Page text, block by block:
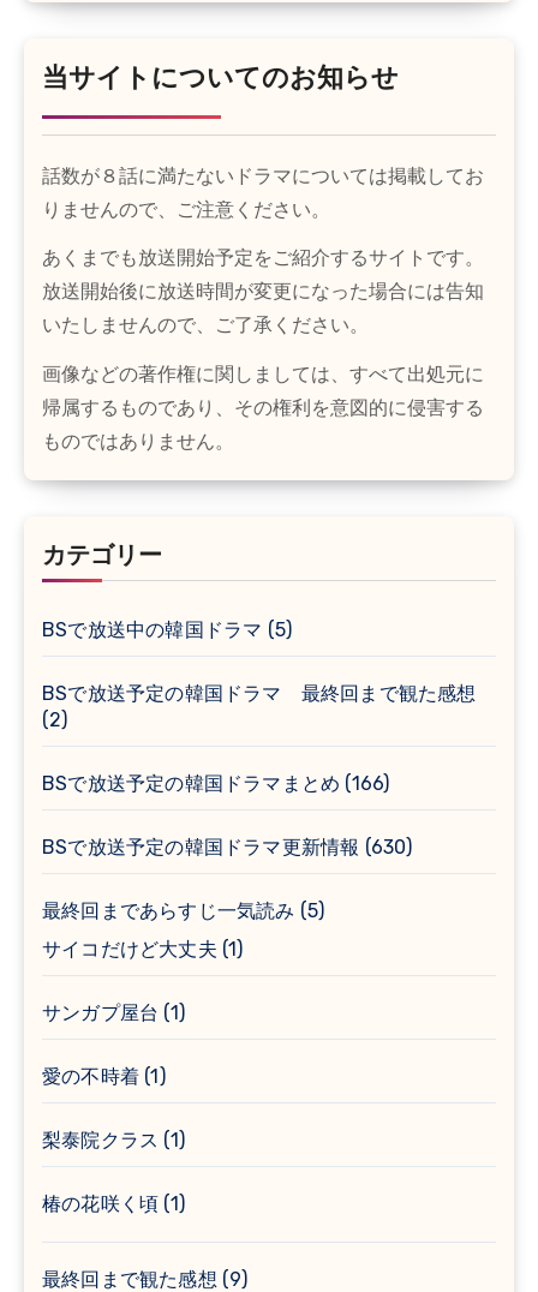
当サイトについてのお知らせ
話数が８話に満たないドラマについては掲載してお
りませんので、ご注意ください。
あくまでも放送開始予定をご紹介するサイトです。
放送開始後に放送時間が変更になった場合には告知
いたしませんので、ご了承ください。
画像などの著作権に関しましては、すべて出処元に
帰属するものであり、その権利を意図的に侵害する
ものではありません。
カテゴリー
BSで放送中の韓国ドラマ (5)
BSで放送予定の韓国ドラマ 最終回まで観た感想
(2)
BSで放送予定の韓国ドラマまとめ (166)
BSで放送予定の韓国ドラマ更新情報 (630)
最終回まであらすじ一気読み (5)
サイコだけど大丈夫 (1)
サンガプ屋台 (1)
愛の不時着 (1)
梨泰院クラス (1)
椿の花咲く頃 (1)
最終回まで観た感想 (9)